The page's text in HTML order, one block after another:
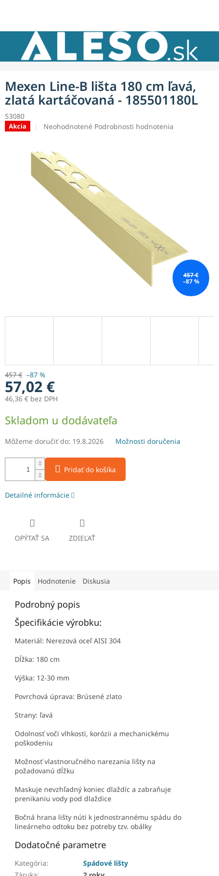
Mexen Line-B lišta 180 cm ľavá,
zlatá kartáčovaná - 185501180L
53080
Akcia
Priemerné
je
0,0
hviezdičiek.
Neohodnotené Podrobnosti hodnotenia
457 €
–87 %
457 € –87 %
57,02 €
46,36 € bez DPH
cena:
Skladom u dodávateľa
Môžeme doručiť do: 19.8.2026 Možnosti doručenia
Pridať do košíka
Detailné informácie
OPÝTAŤ SA ZDIEĽAŤ
Popis Hodnotenie Diskusia
Podrobný popis
Špecifikácie výrobku:
Materiál: Nerezová oceľ AISI 304
Dĺžka: 180 cm
Výška: 12-30 mm
Povrchová úprava: Brúsené zlato
Strany: ľavá
Odolnosť voči vlhkosti, korózii a mechanickému
poškodeniu
Možnosť vlastnoručného narezania lišty na
požadovanú dĺžku
Maskuje nevzhľadný koniec dlaždíc a zabraňuje
prenikaniu vody pod dlaždice
Bočná hrana lišty núti k jednostrannému spádu do
lineárneho odtoku bez potreby tzv. obálky
Dodatočné parametre
Kategória:
Spádové lišty